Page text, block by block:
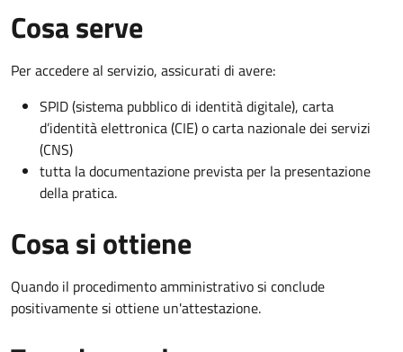
Cosa serve
Per accedere al servizio, assicurati di avere:
SPID (sistema pubblico di identità digitale), carta
d’identità elettronica (CIE) o carta nazionale dei servizi
(CNS)
tutta la documentazione prevista per la presentazione
della pratica.
Cosa si ottiene
Quando il procedimento amministrativo si conclude
positivamente si ottiene un'attestazione.